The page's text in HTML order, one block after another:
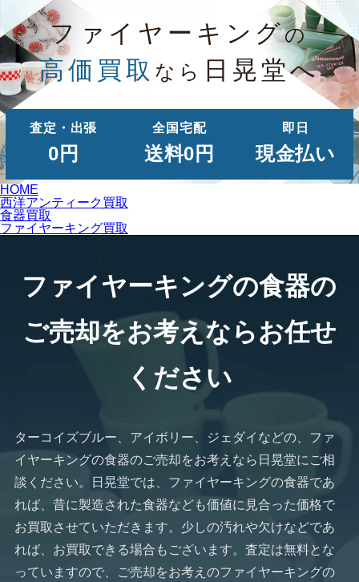
ファイヤーキングの
高価買取 なら 日晃堂へ
査定・出張
0円
全国宅配
送料0円
即日
現金払い
HOME
西洋アンティーク買取
食器買取
ファイヤーキング買取
ファイヤーキングの食器の
ご売却をお考えならお任せ
ください
ターコイズブルー、アイボリー、ジェダイなどの、ファ
イヤーキングの食器のご売却をお考えなら日晃堂にご相
談ください。日晃堂では、ファイヤーキングの食器であ
れば、昔に製造された食器なども価値に見合った価格で
お買取させていただきます。少しの汚れや欠けなどであ
れば、お買取できる場合もございます。査定は無料とな
っていますので、ご売却をお考えのファイヤーキングの